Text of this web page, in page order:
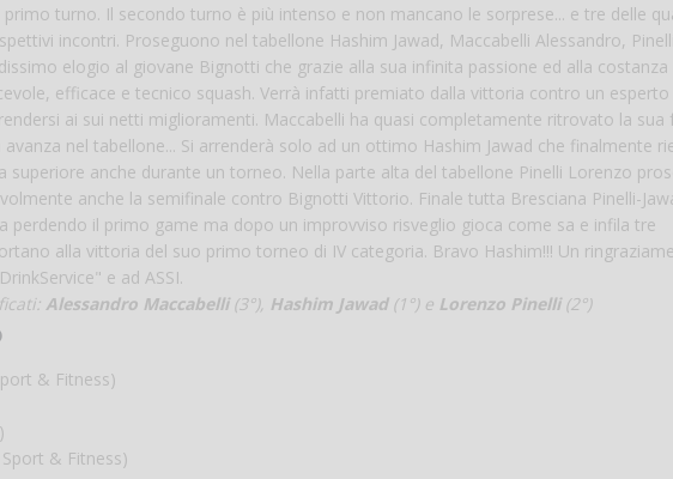
turno. Il secondo turno è più intenso e non mancano le sorprese... e tre delle
incontri. Proseguono nel tabellone Hashim Jawad, Maccabelli Alessandro,
elogio al giovane Bignotti che grazie alla sua infinita passione ed alla costanza
efficace e tecnico squash. Verrà infatti premiato dalla vittoria contro un esperto
ai sui netti miglioramenti. Maccabelli ha quasi completamente ritrovato la sua
nel tabellone... Si arrenderà solo ad un ottimo Hashim Jawad che finalmente
superiore anche durante un torneo. Nella parte alta del tabellone Pinelli Lorenzo
anche la semifinale contro Bignotti Vittorio. Finale tutta Bresciana Pinelli-
perdendo il primo game ma dopo un improvviso risveglio gioca come sa e infila tre
alla vittoria del suo primo torneo di IV categoria. Bravo Hashim!!! Un
e ad ASSI.
Alessandro Maccabelli(3°), Hashim Jawad(1°) e Lorenzo Pinelli(2°)
& Fitness)
& Fitness)